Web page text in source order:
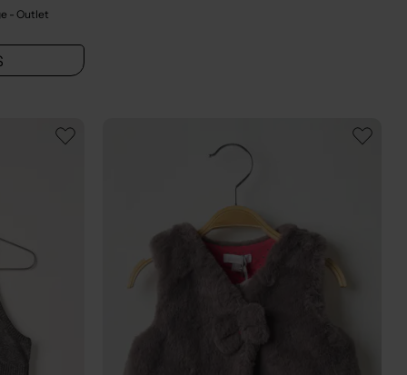
- Outlet